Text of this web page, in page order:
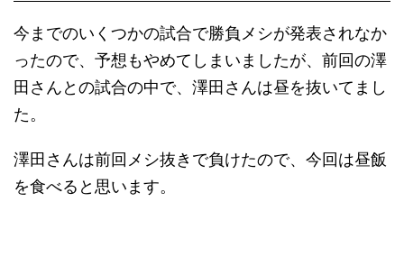
今までのいくつかの試合で勝負メシが発表されなか
ったので、予想もやめてしまいましたが、前回の澤
田さんとの試合の中で、澤田さんは昼を抜いてまし
た。
澤田さんは前回メシ抜きで負けたので、今回は昼飯
を食べると思います。